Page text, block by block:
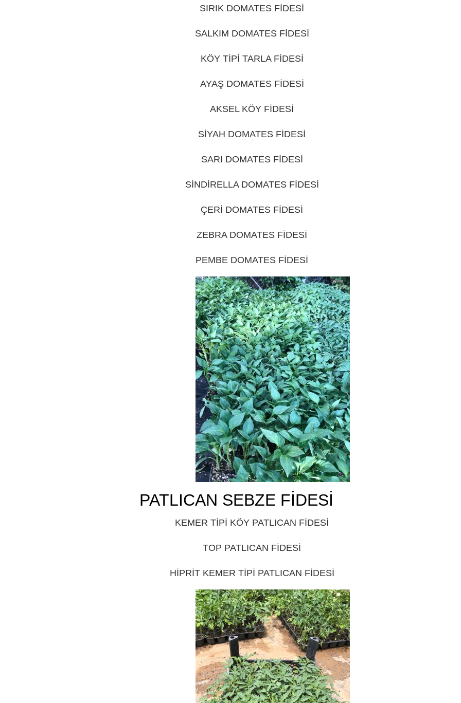
SIRIK DOMATES FİDESİ
SALKIM DOMATES FİDESİ
KÖY TİPİ TARLA FİDESİ
AYAŞ DOMATES FİDESİ
AKSEL KÖY FİDESİ
SİYAH DOMATES FİDESİ
SARI DOMATES FİDESİ
SİNDİRELLA DOMATES FİDESİ
ÇERİ DOMATES FİDESİ
ZEBRA DOMATES FİDESİ
PEMBE DOMATES FİDESİ
PATLICAN SEBZE FİDESİ
KEMER TİPİ KÖY PATLICAN FİDESİ
TOP PATLICAN FİDESİ
HİPRİT KEMER TİPİ PATLICAN FİDESİ